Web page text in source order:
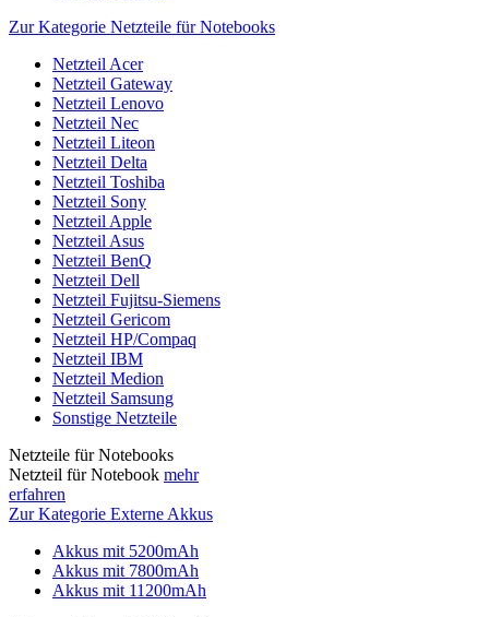
Zur Kategorie Netzteile für Notebooks
Netzteil Acer
Netzteil Gateway
Netzteil Lenovo
Netzteil Nec
Netzteil Liteon
Netzteil Delta
Netzteil Toshiba
Netzteil Sony
Netzteil Apple
Netzteil Asus
Netzteil BenQ
Netzteil Dell
Netzteil Fujitsu-Siemens
Netzteil Gericom
Netzteil HP/Compaq
Netzteil IBM
Netzteil Medion
Netzteil Samsung
Sonstige Netzteile
Netzteile für Notebooks
Netzteil für Notebook mehr
erfahren
Zur Kategorie Externe Akkus
Akkus mit 5200mAh
Akkus mit 7800mAh
Akkus mit 11200mAh